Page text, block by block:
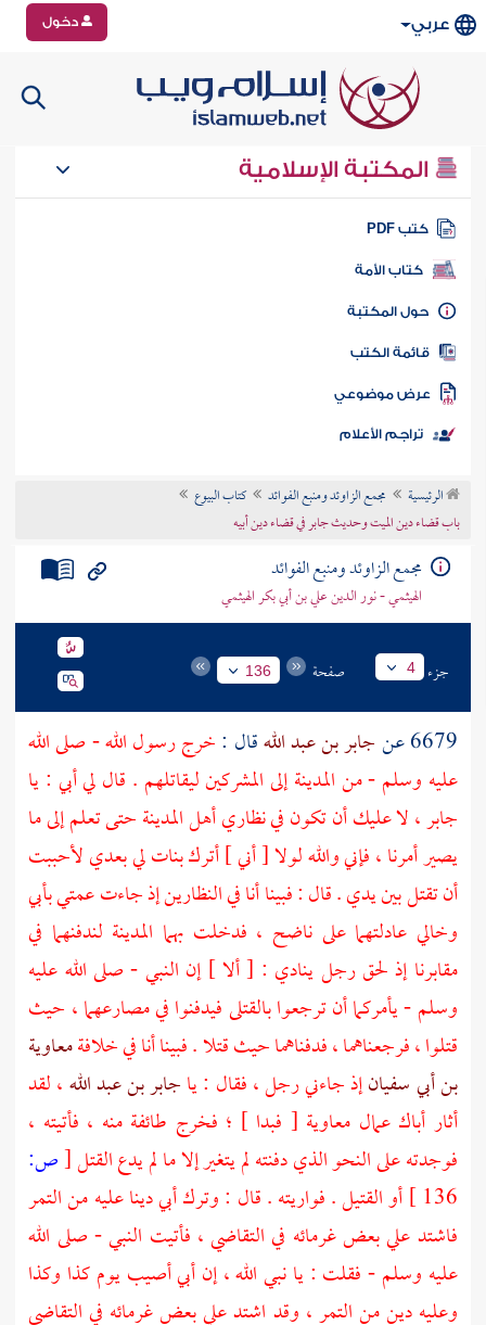
عربي دخول
المكتبة الإسلامية
كتب PDF
كتاب الأمة
المكتبة
الكتب
موضوعي
تراجم الأعلام
الرئيسية مجمع الزاوئد ومنبع الفوائد
كتاب البيوع
باب قضاء دين الميت وحديث جابر في قضاء دين أبيه
مجمع الزاوئد ومنبع الفوائد
الهيثمي - نور الدين علي بن أبي بكر الهيثمي
جزء 4 صفحة 136
6679 عن جابر بن عبد اللهقال :خرج رسول الله - صلى الله
عليه وسلم - منالمدينةإلى المشركين ليقاتلهم . قال لي أبي : يا
جابر، لا عليك أن تكون في نظاريأهل المدينةحتى تعلم إلى ما
يصير أمرنا ، فإني والله لولا [ أني ] أترك بنات لي بعدي لأحببت
أن تقتل بين يدي . قال : فبينا أنا في النظارين إذ جاءت عمتي بأبي
وخالي عادلتهما على ناضح ، فدخلت بهما المدينة لندفنهما في
مقابرنا إذ لحق رجل ينادي : [ ألا ] إن النبي - صلى الله عليه
وسلم - يأمركما أن ترجعوا بالقتلى فيدفنوا في مصارعهما ، حيث
قتلوا ، فرجعناهما ، فدفناهما حيث قتلا . فبينا أنا في خلافةمعاوية
بن أبي سفيانإذ جاءني رجل ، فقال : ياجابر بن عبد الله، لقد
أثار أباك عمال معاوية [ فبدا ] ؛ فخرج طائفة منه ، فأتيته ،
فوجدته على النحو الذي دفنته لم يتغير إلا ما لم يدع القتل[ص:
136 ] أو القتيل . فواريته . قال : وترك أبي دينا عليه من التمر
فاشتد علي بعض غرمائه في التقاضي ، فأتيت النبي - صلى الله
عليه وسلم - فقلت : يا نبي الله ، إن أبي أصيب يوم كذا وكذا
وعليه دين من التمر ، وقد اشتد علي بعض غرمائه في التقاضي